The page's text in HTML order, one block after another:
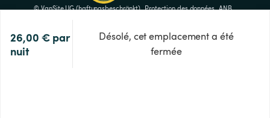
26,00 € par
nuit
Désolé, cet emplacement a été
fermée
© VanSite UG (haftungsbeschränkt) Protection des données ANB
Mentions légales